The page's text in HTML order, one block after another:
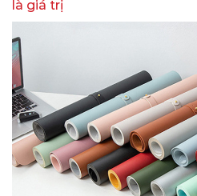
là giá trị